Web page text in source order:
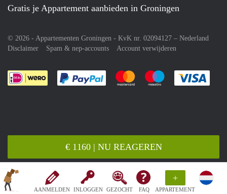
AANMELDEN INLOGGEN GEZOCHT FAQ
+
APPARTEMENT
€ 1160 | NU REAGEREN
Gratis je Appartement aanbieden in Groningen
© 2026 - Appartementen Groningen - KvK nr. 02094127 – Nederland
Disclaimer
Spam & nep-accounts Account verwijderen
Je rekent gemakkelijk af met Paypal
Je rekent gemakkelijk af met
Je rekent